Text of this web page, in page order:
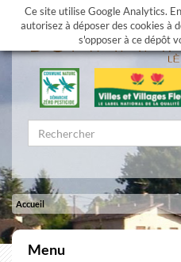
Ce site utilise Google Analytics.
autorisez à déposer des cookies à
s'opposer à ce dépôt
Accueil
Menu